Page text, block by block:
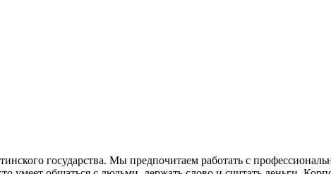
государства. Мы предпочитаем работать с